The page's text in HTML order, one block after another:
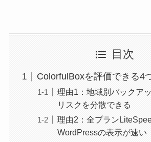
目次
ColorfulBoxを評価できる4
理由1：地域別バックア
リスクを分散できる
理由2：全プラン
WordPressの表示が速い